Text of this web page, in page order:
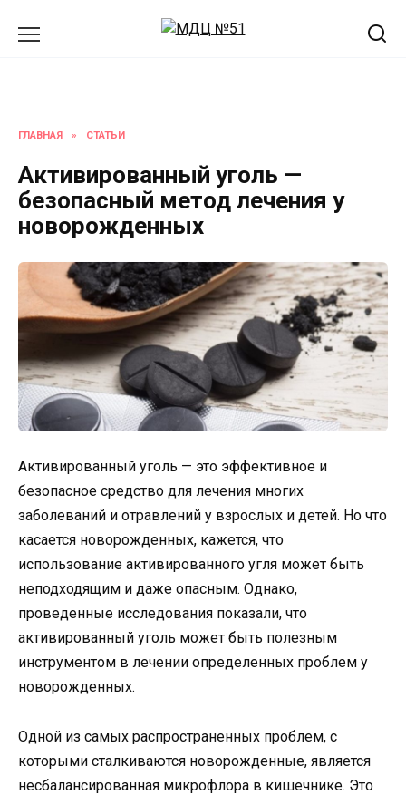
ГЛАВНАЯ » СТАТЬИ
Активированный уголь —
безопасный метод лечения у
новорожденных
Активированный уголь — это эффективное и
безопасное средство для лечения многих
заболеваний и отравлений у взрослых и детей. Но что
касается новорожденных, кажется, что
использование активированного угля может быть
неподходящим и даже опасным. Однако,
проведенные исследования показали, что
активированный уголь может быть полезным
инструментом в лечении определенных проблем у
новорожденных.
Одной из самых распространенных проблем, с
которыми сталкиваются новорожденные, является
несбалансированная микрофлора в кишечнике. Это